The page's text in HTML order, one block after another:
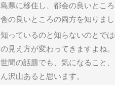
島県に移住し、都会の良いとこ
舎の良いところの両方を知りまし
知っているのと知らないのとで
の見え方が変わってきますよね。
世間の話題でも、気になること、
ん沢山あると思います。